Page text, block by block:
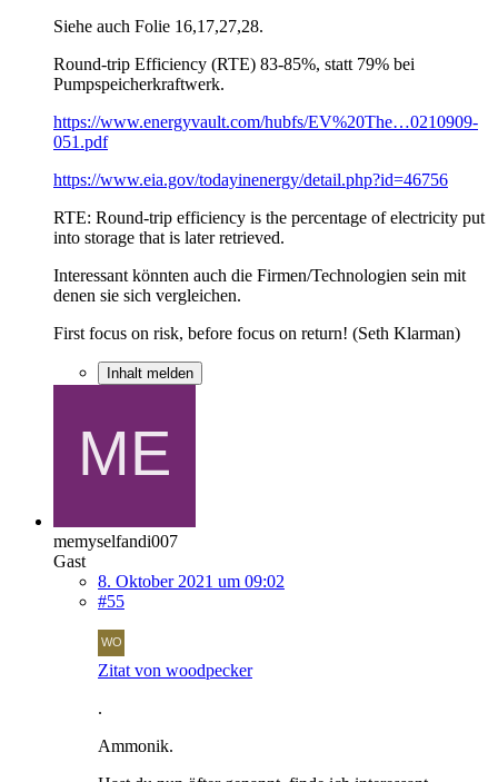
Siehe auch Folie 16,17,27,28.
Round-trip Efficiency (RTE) 83-85%, statt 79% bei
Pumpspeicherkraftwerk.
https://www.energyvault.com/hubfs/EV%20The…0210909-
051.pdf
https://www.eia.gov/todayinenergy/detail.php?id=46756
RTE: Round-trip efficiency is the percentage of electricity put
into storage that is later retrieved.
Interessant könnten auch die Firmen/Technologien sein mit
denen sie sich vergleichen.
First focus on risk, before focus on return! (Seth Klarman)
Inhalt melden
memyselfandi007
Gast
8. Oktober 2021 um 09:02
#55
Zitat von woodpecker
.
Ammonik.